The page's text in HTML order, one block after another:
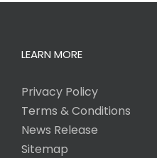
LEARN MORE
Privacy Policy
Terms & Conditions
News Release
Sitemap